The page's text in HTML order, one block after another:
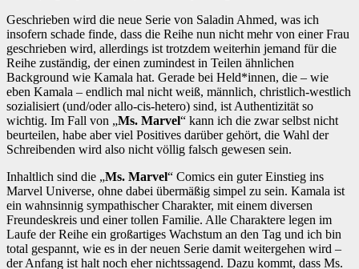
Geschrieben wird die neue Serie von Saladin Ahmed, was ich
insofern schade finde, dass die Reihe nun nicht mehr von einer Frau
geschrieben wird, allerdings ist trotzdem weiterhin jemand für die
Reihe zuständig, der einen zumindest in Teilen ähnlichen
Background wie Kamala hat. Gerade bei Held*innen, die – wie
eben Kamala – endlich mal nicht weiß, männlich, christlich-westlich
sozialisiert (und/oder allo-cis-hetero) sind, ist Authentizität so
wichtig. Im Fall von „Ms. Marvel“ kann ich die zwar selbst nicht
beurteilen, habe aber viel Positives darüber gehört, die Wahl der
Schreibenden wird also nicht völlig falsch gewesen sein.
Inhaltlich sind die „Ms. Marvel“ Comics ein guter Einstieg ins
Marvel Universe, ohne dabei übermäßig simpel zu sein. Kamala ist
ein wahnsinnig sympathischer Charakter, mit einem diversen
Freundeskreis und einer tollen Familie. Alle Charaktere legen im
Laufe der Reihe ein großartiges Wachstum an den Tag und ich bin
total gespannt, wie es in der neuen Serie damit weitergehen wird –
der Anfang ist halt noch eher nichtssagend. Dazu kommt, dass Ms.